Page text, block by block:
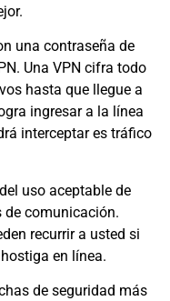
una contraseña de
Una VPN cifra todo
hasta que llegue a
ingresar a la línea
interceptar es tráfico
uso aceptable de
de comunicación.
recurrir a usted si
en línea.
de seguridad más